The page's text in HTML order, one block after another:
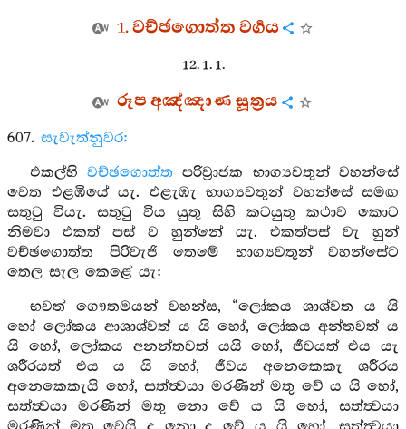
1. වච්ඡගොත්ත වර්‍ගය
12. 1. 1.
රූප අඤ්ඤාණ සූත්‍රය
607. සැවැත්නුවර:
එකල්හි වච්ඡගොත්ත පරිව්‍රාජක භාග්‍යවතුන් වහන්සේ
වෙත එළඹියේ යැ. එළැඹැ භාග්‍යවතුන් වහන්සේ සමඟ
සතුටු වියැ. සතුටු විය යුතු සිහි කටයුතු කථාව කොට
නිමවා එකත් පස් ව හුන්නේ යැ. එකත්පස් වැ හුන්
වච්ඡගොත්ත පිරිවැජි තෙමේ භාග්‍යවතුන් වහන්සේට
තෙල සැල කෙළේ යැ:
භවත් ගෞතමයන් වහන්ස, “ලෝකය ශාශ්වත ය යි
හෝ ලෝකය ආශාශ්වත් ය යි හෝ, ලෝකය අන්තවත් ය
යි හෝ, ලෝකය අනන්තවත් යයි හෝ, ජීවයත් එය යැ
ශරීරයත් එය ය යි හෝ, ජීවය අනෙකෙකැ ශරීරය
අනෙකෙකැයි හෝ, සත්ත්‍වයා මරණින් මතු වේ ය යි හෝ,
සත්ත්‍වයා මරණින් මතු නො වේ ය යි හෝ, සත්ත්‍වයා